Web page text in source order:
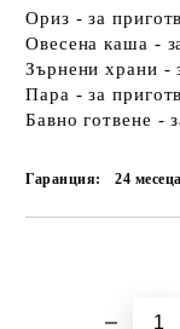
Ориз - за
Овесена каша -
Зърнени храни -
Пара - за
Бавно готвене -
Гаранция: 24 месеца